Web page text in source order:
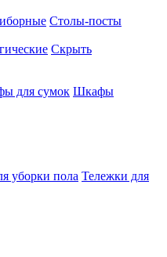
Столы-посты
Скрыть
для сумок Шкафы
уборки пола Тележки для